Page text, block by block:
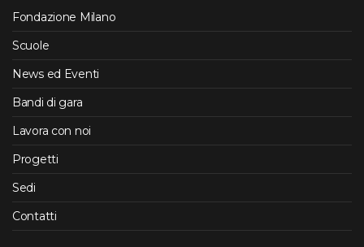
Fondazione Milano
Scuole
News ed Eventi
Bandi di gara
Lavora con noi
Progetti
Sedi
Contatti